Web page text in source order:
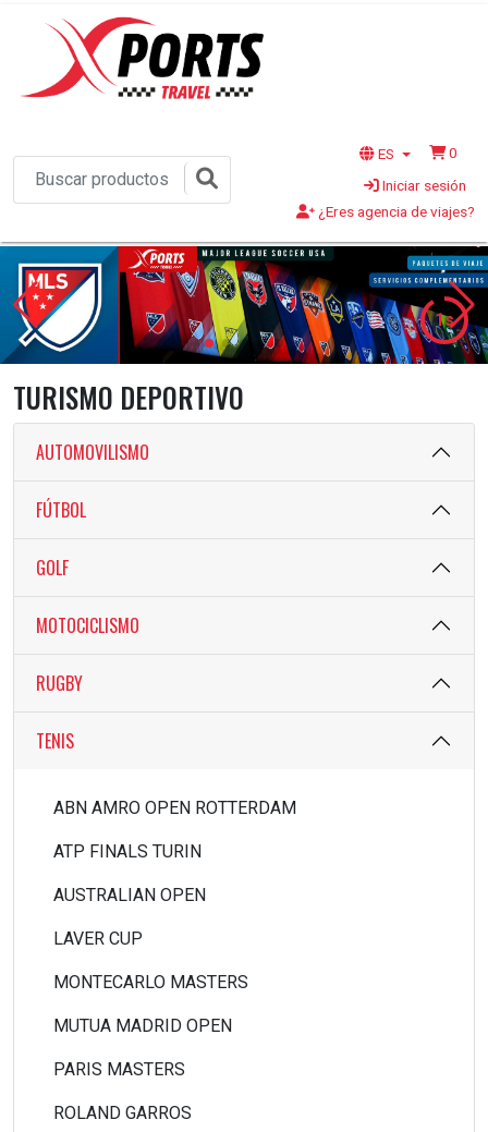
ES
0
Iniciar sesión
¿Eres agencia de viajes?
1s
TURISMO DEPORTIVO
AUTOMOVILISMO
FÚTBOL
GOLF
MOTOCICLISMO
RUGBY
TENIS
ABN AMRO OPEN ROTTERDAM
ATP FINALS TURIN
AUSTRALIAN OPEN
LAVER CUP
MONTECARLO MASTERS
MUTUA MADRID OPEN
PARIS MASTERS
ROLAND GARROS